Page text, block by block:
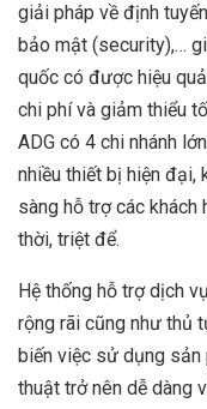
giải pháp về định
bảo mật (security),…
quốc có được hiệu
chi phí và giảm thiểu
ADG có 4 chi nhánh
nhiều thiết bị hiện đại,
sàng hỗ trợ các
thời, triệt để.
Hệ thống hỗ trợ dịch
rộng rãi cũng như thủ
biến việc sử dụng
thuật trở nên dễ dàng